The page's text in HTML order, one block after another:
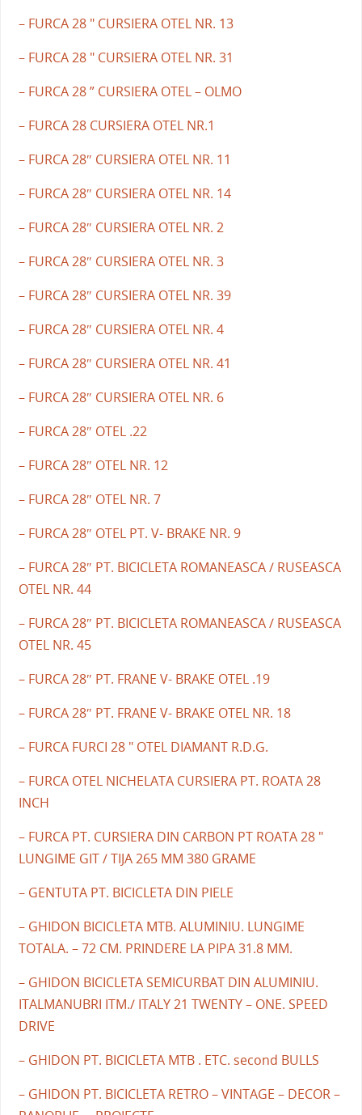
– FURCA 28 " CURSIERA OTEL NR. 13
– FURCA 28 " CURSIERA OTEL NR. 31
– FURCA 28 ” CURSIERA OTEL – OLMO
– FURCA 28 CURSIERA OTEL NR.1
– FURCA 28″ CURSIERA OTEL NR. 11
– FURCA 28″ CURSIERA OTEL NR. 14
– FURCA 28″ CURSIERA OTEL NR. 2
– FURCA 28″ CURSIERA OTEL NR. 3
– FURCA 28″ CURSIERA OTEL NR. 39
– FURCA 28″ CURSIERA OTEL NR. 4
– FURCA 28″ CURSIERA OTEL NR. 41
– FURCA 28″ CURSIERA OTEL NR. 6
– FURCA 28″ OTEL .22
– FURCA 28″ OTEL NR. 12
– FURCA 28″ OTEL NR. 7
– FURCA 28″ OTEL PT. V- BRAKE NR. 9
– FURCA 28″ PT. BICICLETA ROMANEASCA / RUSEASCA
OTEL NR. 44
– FURCA 28″ PT. BICICLETA ROMANEASCA / RUSEASCA
OTEL NR. 45
– FURCA 28″ PT. FRANE V- BRAKE OTEL .19
– FURCA 28″ PT. FRANE V- BRAKE OTEL NR. 18
– FURCA FURCI 28 " OTEL DIAMANT R.D.G.
– FURCA OTEL NICHELATA CURSIERA PT. ROATA 28
INCH
– FURCA PT. CURSIERA DIN CARBON PT ROATA 28 "
LUNGIME GIT / TIJA 265 MM 380 GRAME
– GENTUTA PT. BICICLETA DIN PIELE
– GHIDON BICICLETA MTB. ALUMINIU. LUNGIME
TOTALA. – 72 CM. PRINDERE LA PIPA 31.8 MM.
– GHIDON BICICLETA SEMICURBAT DIN ALUMINIU.
ITALMANUBRI ITM./ ITALY 21 TWENTY – ONE. SPEED
DRIVE
– GHIDON PT. BICICLETA MTB . ETC. second BULLS
– GHIDON PT. BICICLETA RETRO – VINTAGE – DECOR –